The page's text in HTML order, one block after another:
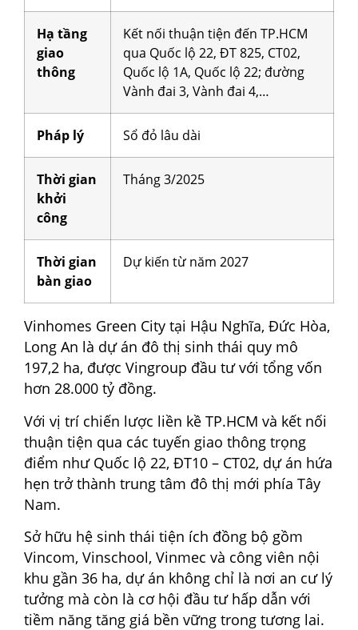
Hạ tầng
giao
thông
Kết nối thuận tiện đến TP.HCM
qua Quốc lộ 22, ĐT 825, CT02,
Quốc lộ 1A, Quốc lộ 22; đường
Vành đai 3, Vành đai 4,…
Pháp lý Sổ đỏ lâu dài
Thời gian
khởi
công
Tháng 3/2025
Thời gian
bàn giao
Dự kiến từ năm 2027
Vinhomes Green City tại Hậu Nghĩa, Đức Hòa,
Long An là dự án đô thị sinh thái quy mô
197,2 ha, được Vingroup đầu tư với tổng vốn
hơn 28.000 tỷ đồng.
Với vị trí chiến lược liền kề TP.HCM và kết nối
thuận tiện qua các tuyến giao thông trọng
điểm như Quốc lộ 22, ĐT10 – CT02, dự án hứa
hẹn trở thành trung tâm đô thị mới phía Tây
Nam.
Sở hữu hệ sinh thái tiện ích đồng bộ gồm
Vincom, Vinschool, Vinmec và công viên nội
khu gần 36 ha, dự án không chỉ là nơi an cư lý
tưởng mà còn là cơ hội đầu tư hấp dẫn với
tiềm năng tăng giá bền vững trong tương lai.